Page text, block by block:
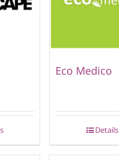
Eco Medico
Details